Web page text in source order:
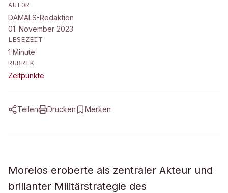
AUTOR
DAMALS-Redaktion
01. November 2023
LESEZEIT
1 Minute
RUBRIK
Zeitpunkte
Teilen Drucken Merken
Morelos eroberte als zentraler Akteur und
brillanter Militärstrategie des